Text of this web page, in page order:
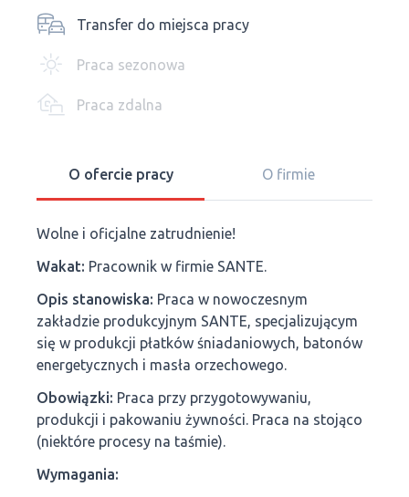
Transfer do miejsca pracy
Praca sezonowa
Praca zdalna
O ofercie pracy O firmie
Wolne i oficjalne zatrudnienie!
Wakat: Pracownik w firmie SANTE.
Opis stanowiska: Praca w nowoczesnym
zakładzie produkcyjnym SANTE, specjalizującym
się w produkcji płatków śniadaniowych, batonów
energetycznych i masła orzechowego.
Obowiązki: Praca przy przygotowywaniu,
produkcji i pakowaniu żywności. Praca na stojąco
(niektóre procesy na taśmie).
Wymagania: